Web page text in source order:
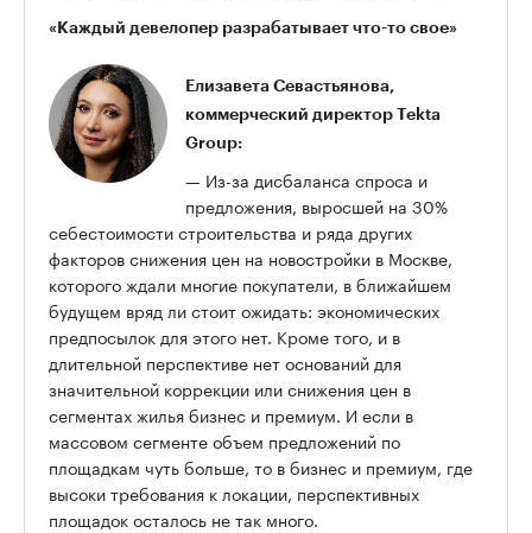
«Каждый девелопер разрабатывает что-то свое»
Елизавета Севастьянова
коммерческий директор Tekta
Group:
— Из-за дисбаланса спроса и
предложения, выросшей на 30%
себестоимости строительства и ряда других
факторов снижения цен на новостройки в Москве,
которого ждали многие покупатели, в ближайшем
будущем вряд ли стоит ожидать: экономических
предпосылок для этого нет. Кроме того, и в
длительной перспективе нет оснований для
значительной коррекции или снижения цен в
сегментах жилья бизнес и премиум. И если в
массовом сегменте объем предложений по
площадкам чуть больше, то в бизнес и премиум, где
высоки требования к локации, перспективных
площадок осталось не так много.